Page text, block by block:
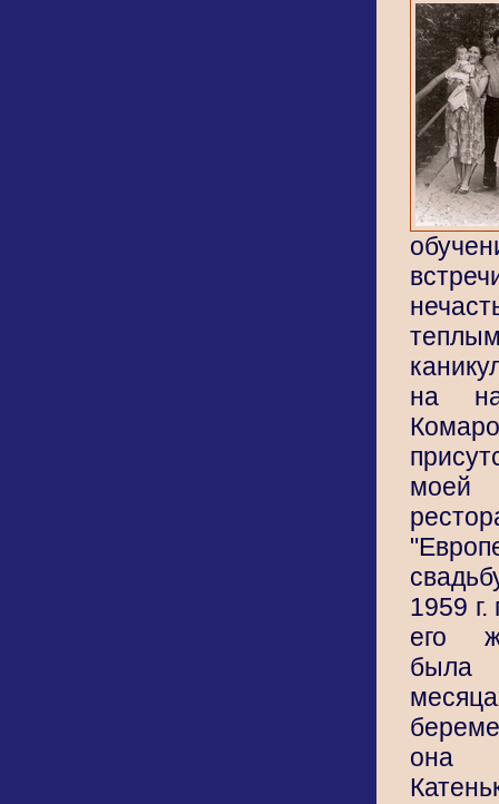
на
моей
1959
его
была
она